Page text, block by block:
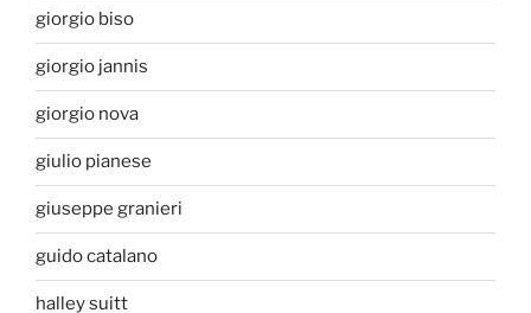
giorgio biso
giorgio jannis
giorgio nova
giulio pianese
giuseppe granieri
guido catalano
halley suitt